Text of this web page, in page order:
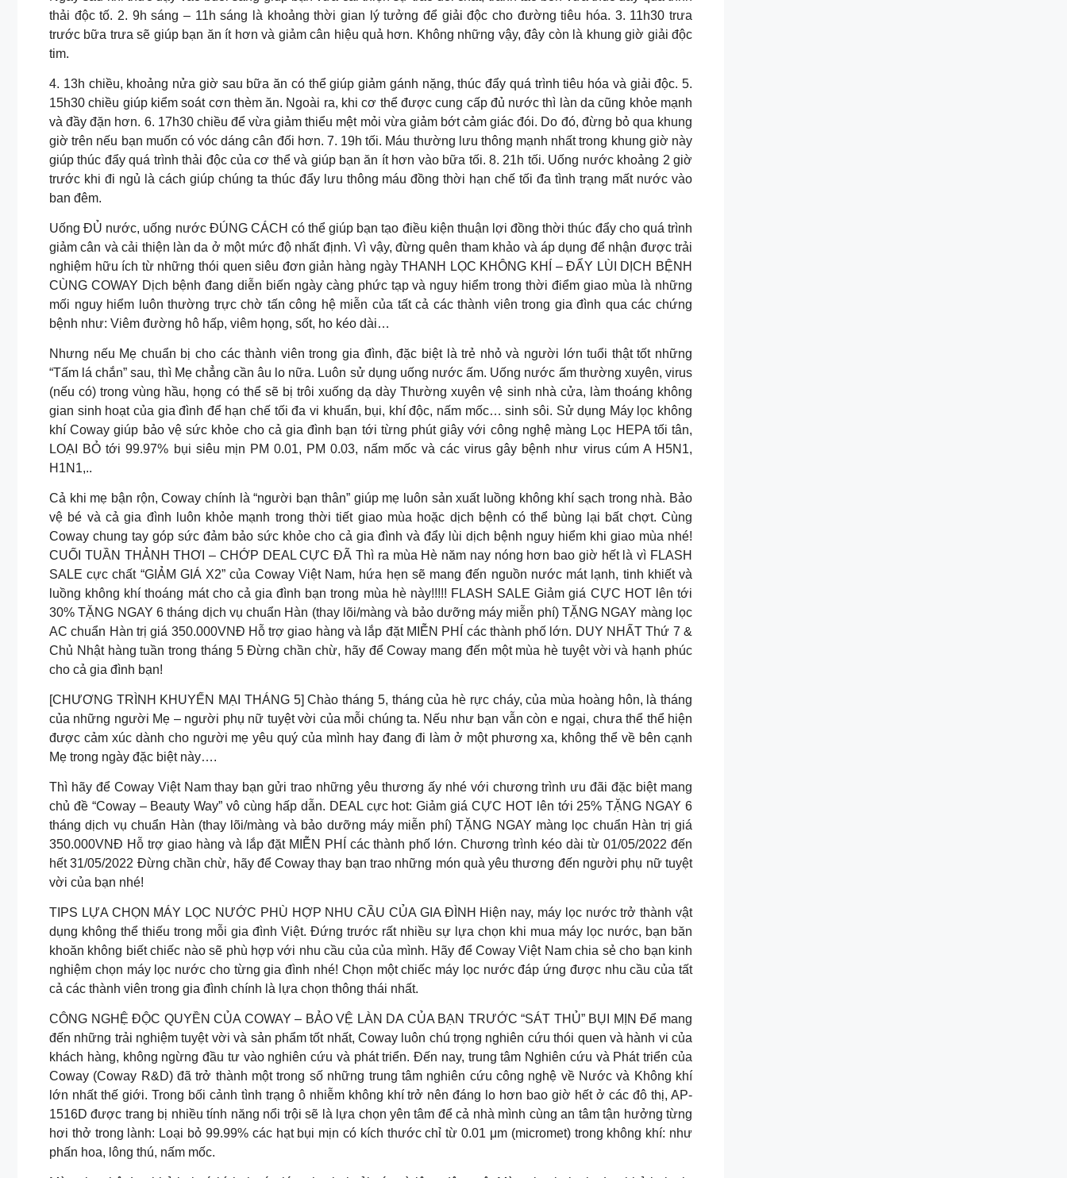
thải độc tố. 2. 9h sáng – 11h sáng là khoảng thời gian lý tưởng để giải độc cho đường tiêu hóa. 3. 11h30 trưa
trước bữa trưa sẽ giúp bạn ăn ít hơn và giảm cân hiệu quả hơn. Không những vậy, đây còn là khung giờ giải độc
tim.
4. 13h chiều, khoảng nửa giờ sau bữa ăn có thể giúp giảm gánh nặng, thúc đẩy quá trình tiêu hóa và giải độc. 5.
15h30 chiều giúp kiểm soát cơn thèm ăn. Ngoài ra, khi cơ thể được cung cấp đủ nước thì làn da cũng khỏe mạnh
và đầy đặn hơn. 6. 17h30 chiều để vừa giảm thiểu mệt mỏi vừa giảm bớt cảm giác đói. Do đó, đừng bỏ qua khung
giờ trên nếu bạn muốn có vóc dáng cân đối hơn. 7. 19h tối. Máu thường lưu thông mạnh nhất trong khung giờ này
giúp thúc đẩy quá trình thải độc của cơ thể và giúp bạn ăn ít hơn vào bữa tối. 8. 21h tối. Uống nước khoảng 2 giờ
trước khi đi ngủ là cách giúp chúng ta thúc đẩy lưu thông máu đồng thời hạn chế tối đa tình trạng mất nước vào
ban đêm.
Uống ĐỦ nước, uống nước ĐÚNG CÁCH có thể giúp bạn tạo điều kiện thuận lợi đồng thời thúc đẩy cho quá trình
giảm cân và cải thiện làn da ở một mức độ nhất định. Vì vậy, đừng quên tham khảo và áp dụng để nhận được trải
nghiệm hữu ích từ những thói quen siêu đơn giản hàng ngày THANH LỌC KHÔNG KHÍ – ĐẨY LÙI DỊCH BỆNH
CÙNG COWAY Dịch bệnh đang diễn biến ngày càng phức tạp và nguy hiểm trong thời điểm giao mùa là những
mối nguy hiểm luôn thường trực chờ tấn công hệ miễn của tất cả các thành viên trong gia đình qua các chứng
bệnh như: Viêm đường hô hấp, viêm họng, sốt, ho kéo dài…
Nhưng nếu Mẹ chuẩn bị cho các thành viên trong gia đình, đặc biệt là trẻ nhỏ và người lớn tuổi thật tốt những
“Tấm lá chắn” sau, thì Mẹ chẳng cần âu lo nữa. Luôn sử dụng uống nước ấm. Uống nước ấm thường xuyên, virus
(nếu có) trong vùng hầu, họng có thể sẽ bị trôi xuống dạ dày Thường xuyên vệ sinh nhà cửa, làm thoáng không
gian sinh hoạt của gia đình để hạn chế tối đa vi khuẩn, bụi, khí độc, nấm mốc… sinh sôi. Sử dụng Máy lọc không
khí Coway giúp bảo vệ sức khỏe cho cả gia đình bạn tới từng phút giây với công nghệ màng Lọc HEPA tối tân,
LOẠI BỎ tới 99.97% bụi siêu mịn PM 0.01, PM 0.03, nấm mốc và các virus gây bệnh như virus cúm A H5N1,
H1N1,..
Cả khi mẹ bận rộn, Coway chính là “người bạn thân” giúp mẹ luôn sản xuất luồng không khí sạch trong nhà. Bảo
vệ bé và cả gia đình luôn khỏe mạnh trong thời tiết giao mùa hoặc dịch bệnh có thể bùng lại bất chợt. Cùng
Coway chung tay góp sức đảm bảo sức khỏe cho cả gia đình và đẩy lùi dịch bệnh nguy hiểm khi giao mùa nhé!
CUỐI TUẦN THẢNH THƠI – CHỚP DEAL CỰC ĐÃ Thì ra mùa Hè năm nay nóng hơn bao giờ hết là vì FLASH
SALE cực chất “GIẢM GIÁ X2” của Coway Việt Nam, hứa hẹn sẽ mang đến nguồn nước mát lạnh, tinh khiết và
luồng không khí thoáng mát cho cả gia đình bạn trong mùa hè này!!!!! FLASH SALE Giảm giá CỰC HOT lên tới
30% TẶNG NGAY 6 tháng dịch vụ chuẩn Hàn (thay lõi/màng và bảo dưỡng máy miễn phí) TẶNG NGAY màng lọc
AC chuẩn Hàn trị giá 350.000VNĐ Hỗ trợ giao hàng và lắp đặt MIỄN PHÍ các thành phố lớn. DUY NHẤT Thứ 7 &
Chủ Nhật hàng tuần trong tháng 5 Đừng chần chừ, hãy để Coway mang đến một mùa hè tuyệt vời và hạnh phúc
cho cả gia đình bạn!
[CHƯƠNG TRÌNH KHUYẾN MẠI THÁNG 5] Chào tháng 5, tháng của hè rực cháy, của mùa hoàng hôn, là tháng
của những người Mẹ – người phụ nữ tuyệt vời của mỗi chúng ta. Nếu như bạn vẫn còn e ngại, chưa thể thể hiện
được cảm xúc dành cho người mẹ yêu quý của mình hay đang đi làm ở một phương xa, không thể về bên cạnh
Mẹ trong ngày đặc biệt này….
Thì hãy để Coway Việt Nam thay bạn gửi trao những yêu thương ấy nhé với chương trình ưu đãi đặc biệt mang
chủ đề “Coway – Beauty Way” vô cùng hấp dẫn. DEAL cực hot: Giảm giá CỰC HOT lên tới 25% TẶNG NGAY 6
tháng dịch vụ chuẩn Hàn (thay lõi/màng và bảo dưỡng máy miễn phí) TẶNG NGAY màng lọc chuẩn Hàn trị giá
350.000VNĐ Hỗ trợ giao hàng và lắp đặt MIỄN PHÍ các thành phố lớn. Chương trình kéo dài từ 01/05/2022 đến
hết 31/05/2022 Đừng chần chừ, hãy để Coway thay bạn trao những món quà yêu thương đến người phụ nữ tuyệt
vời của bạn nhé!
TIPS LỰA CHỌN MÁY LỌC NƯỚC PHÙ HỢP NHU CẦU CỦA GIA ĐÌNH Hiện nay, máy lọc nước trở thành vật
dụng không thể thiếu trong mỗi gia đình Việt. Đứng trước rất nhiều sự lựa chọn khi mua máy lọc nước, bạn băn
khoăn không biết chiếc nào sẽ phù hợp với nhu cầu của của mình. Hãy để Coway Việt Nam chia sẻ cho bạn kinh
nghiệm chọn máy lọc nước cho từng gia đình nhé! Chọn một chiếc máy lọc nước đáp ứng được nhu cầu của tất
cả các thành viên trong gia đình chính là lựa chọn thông thái nhất.
CÔNG NGHỆ ĐỘC QUYỀN CỦA COWAY – BẢO VỆ LÀN DA CỦA BẠN TRƯỚC “SÁT THỦ” BỤI MỊN Để mang
đến những trải nghiệm tuyệt vời và sản phẩm tốt nhất, Coway luôn chú trọng nghiên cứu thói quen và hành vi của
khách hàng, không ngừng đầu tư vào nghiên cứu và phát triển. Đến nay, trung tâm Nghiên cứu và Phát triển của
Coway (Coway R&D) đã trở thành một trong số những trung tâm nghiên cứu công nghệ về Nước và Không khí
lớn nhất thế giới. Trong bối cảnh tình trạng ô nhiễm không khí trở nên đáng lo hơn bao giờ hết ở các đô thị, AP-
1516D được trang bị nhiều tính năng nổi trội sẽ là lựa chọn yên tâm để cả nhà mình cùng an tâm tận hưởng từng
hơi thở trong lành: Loại bỏ 99.99% các hạt bụi mịn có kích thước chỉ từ 0.01 μm (micromet) trong không khí: như
phấn hoa, lông thú, nấm mốc.